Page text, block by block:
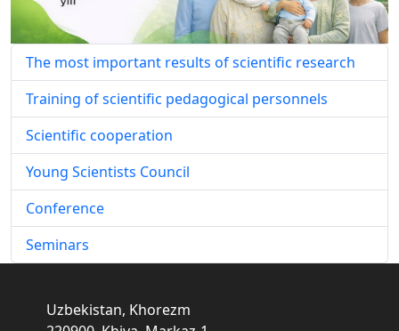
The most important results of scientific research
Training of scientific pedagogical personnels
Scientific cooperation
Young Scientists Council
Conference
Seminars
Uzbekistan, Khorezm